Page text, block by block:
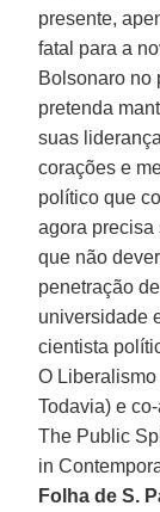
presente,
fatal para a
Bolsonaro no
pretenda
suas
corações e
político que
agora precisa
que não
penetração
universidade
cientista
O Liberalismo
Todavia) e
The Public
in
Folha de S.